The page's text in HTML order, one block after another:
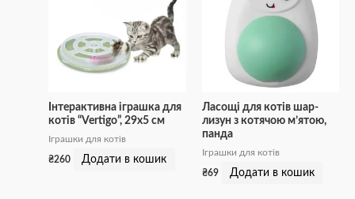
Інтерактивна іграшка для
котів “Vertigo”, 29х5 см
Іграшки для котів
₴260 Додати в кошик
Ласощі для котів шар-
лизун з котячою м’ятою,
панда
Іграшки для котів
₴69 Додати в кошик